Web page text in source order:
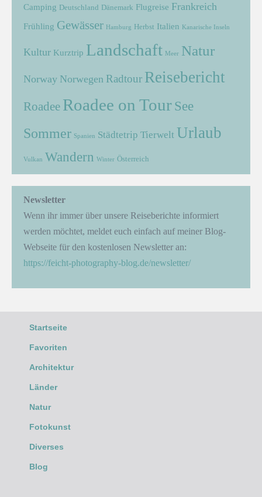
Camping Deutschland Dänemark Flugreise Frankreich
Frühling Gewässer Hamburg Herbst Italien Kanarische Inseln
Kultur Kurztrip Landschaft Meer Natur
Norway Norwegen Radtour Reisebericht
Roadee Roadee on Tour See
Sommer Spanien Städtetrip Tierwelt Urlaub
Vulkan Wandern Winter Österreich
Newsletter
Wenn ihr immer über unsere Reiseberichte informiert
werden möchtet, meldet euch einfach auf meiner Blog-
Webseite für den kostenlosen Newsletter an:
https://feicht-photography-blog.de/newsletter/
Startseite
Favoriten
Architektur
Länder
Natur
Fotokunst
Diverses
Blog